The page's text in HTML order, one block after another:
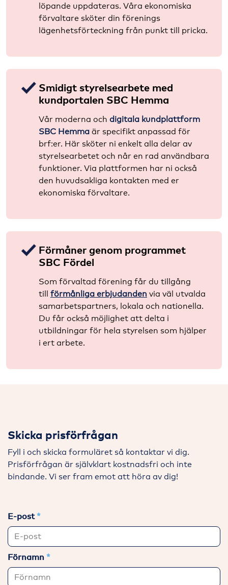
löpande uppdateras. Våra ekonomiska
förvaltare sköter din förenings
lägenhetsförteckning från punkt till pricka.
Smidigt styrelsearbete med
kundportalen SBC Hemma
Vår moderna och digitala kundplattform
SBC Hemma är specifikt anpassad för
brf:er. Här sköter ni enkelt alla delar av
styrelsearbetet och når en rad användbara
funktioner. Via plattformen har ni också
den huvudsakliga kontakten med er
ekonomiska förvaltare.
Förmåner genom programmet
SBC Fördel
Som förvaltad förening får du tillgång
till förmånliga erbjudanden via väl utvalda
samarbetspartners, lokala och nationella.
Du får också möjlighet att delta i
utbildningar för hela styrelsen som hjälper
i ert arbete.
Skicka prisförfrågan
Fyll i och skicka formuläret så kontaktar vi dig.
Prisförfrågan är självklart kostnadsfri och inte
bindande. Vi ser fram emot att höra av dig!
E-post
Förnamn